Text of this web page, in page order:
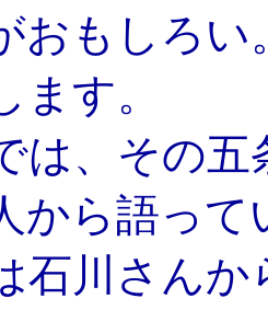
おもしろ
ます。
は、その
から語っ
石川さん